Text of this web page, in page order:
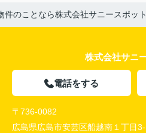
のことなら株式会社サニースポット
株式会社サニ
電話をする
〒736-0082
広島県広島市安芸区船越南１丁目